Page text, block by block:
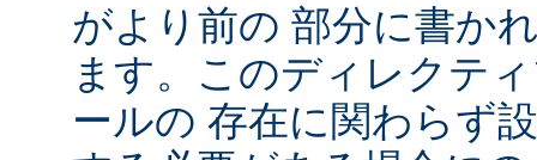
がより前の 部分に書か
ます。このディレクテ
ールの 存在に関わらず